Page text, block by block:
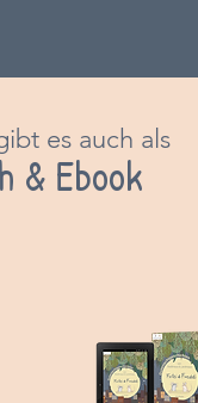
es auch als
& Ebook